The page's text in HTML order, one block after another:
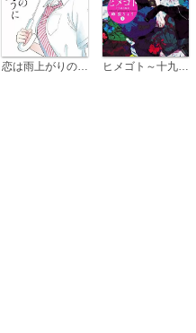
恋は雨上がりのように ヒメゴト～十九歳の制服～